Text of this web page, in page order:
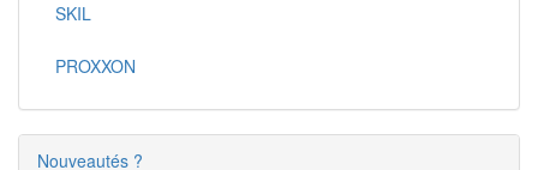
SKIL
PROXXON
Nouveautés ?